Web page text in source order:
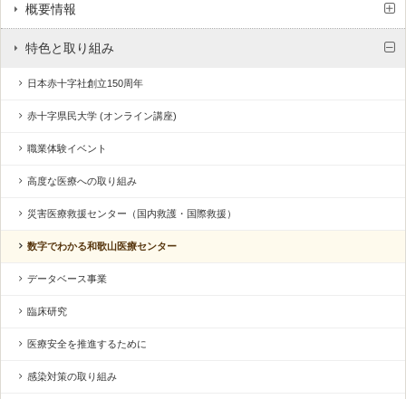
概要情報
特色と取り組み
日本赤十字社創立150周年
赤十字県民大学 (オンライン講座)
職業体験イベント
高度な医療への取り組み
災害医療救援センター（国内救護・国際救援）
数字でわかる和歌山医療センター
データベース事業
臨床研究
医療安全を推進するために
感染対策の取り組み